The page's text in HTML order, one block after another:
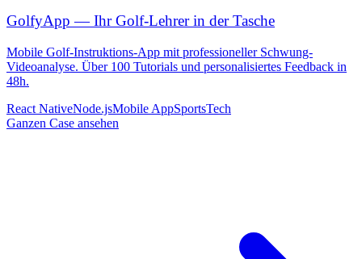
GolfyApp — Ihr Golf-Lehrer in der Tasche
Mobile Golf-Instruktions-App mit professioneller Schwung-
Videoanalyse. Über 100 Tutorials und personalisiertes Feedback in
48h.
React NativeNode.jsMobile AppSportsTech
Ganzen Case ansehen